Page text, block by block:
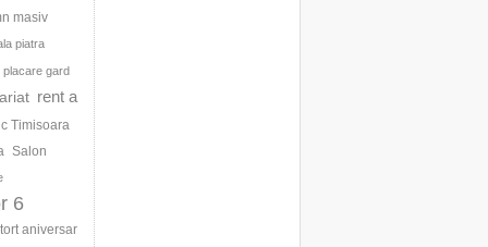
masiv
piatra
placare gard
rent a
Timisoara
Salon
6
tort aniversar